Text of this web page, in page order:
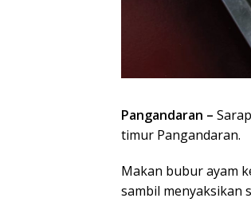
Pangandaran –
timur Pangandaran.
Makan bubur ayam
sambil menyaksikan